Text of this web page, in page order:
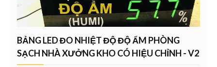
BẢNG LED ĐO NHIỆT ĐỘ ĐỘ ẨM PHÒNG
SẠCH NHÀ XƯỞNG KHO CÓ HIỆU CHỈNH - V2